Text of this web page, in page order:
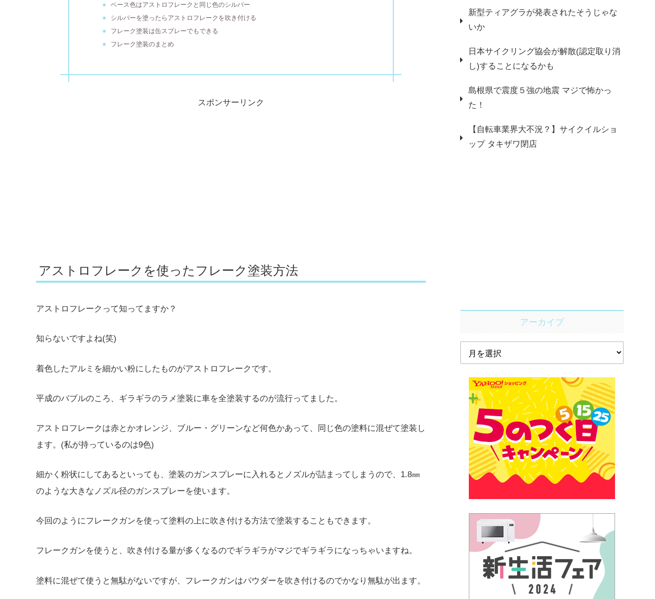
ベース色はアストロフレークと同じ色のシルバー
シルバーを塗ったらアストロフレークを吹き付ける
フレーク塗装は缶スプレーでもできる
フレーク塗装のまとめ
スポンサーリンク
アストロフレークを使ったフレーク塗装方法
アストロフレークって知ってますか？
知らないですよね(笑)
着色したアルミを細かい粉にしたものがアストロフレークです。
平成のバブルのころ、ギラギラのラメ塗装に車を全塗装するのが流行ってました。
アストロフレークは赤とかオレンジ、ブルー・グリーンなど何色かあって、同じ色の塗料に混ぜて塗装し
ます。(私が持っているのは9色)
細かく粉状にしてあるといっても、塗装のガンスプレーに入れるとノズルが詰まってしまうので、1.8㎜
のような大きなノズル径のガンスプレーを使います。
今回のようにフレークガンを使って塗料の上に吹き付ける方法で塗装することもできます。
フレークガンを使うと、吹き付ける量が多くなるのでギラギラがマジでギラギラになっちゃいますね。
塗料に混ぜて使うと無駄がないですが、フレークガンはパウダーを吹き付けるのでかなり無駄が出ます。
新型ティアグラが発表されたそうじゃな
いか
日本サイクリング協会が解散(認定取り消
し)することになるかも
島根県で震度５強の地震 マジで怖かっ
た！
【自転車業界大不況？】サイクイルショ
ップ タキザワ閉店
アーカイブ